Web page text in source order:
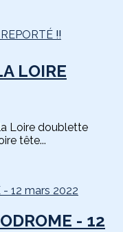
LOIRE
Loire doublette
tête...
- 12